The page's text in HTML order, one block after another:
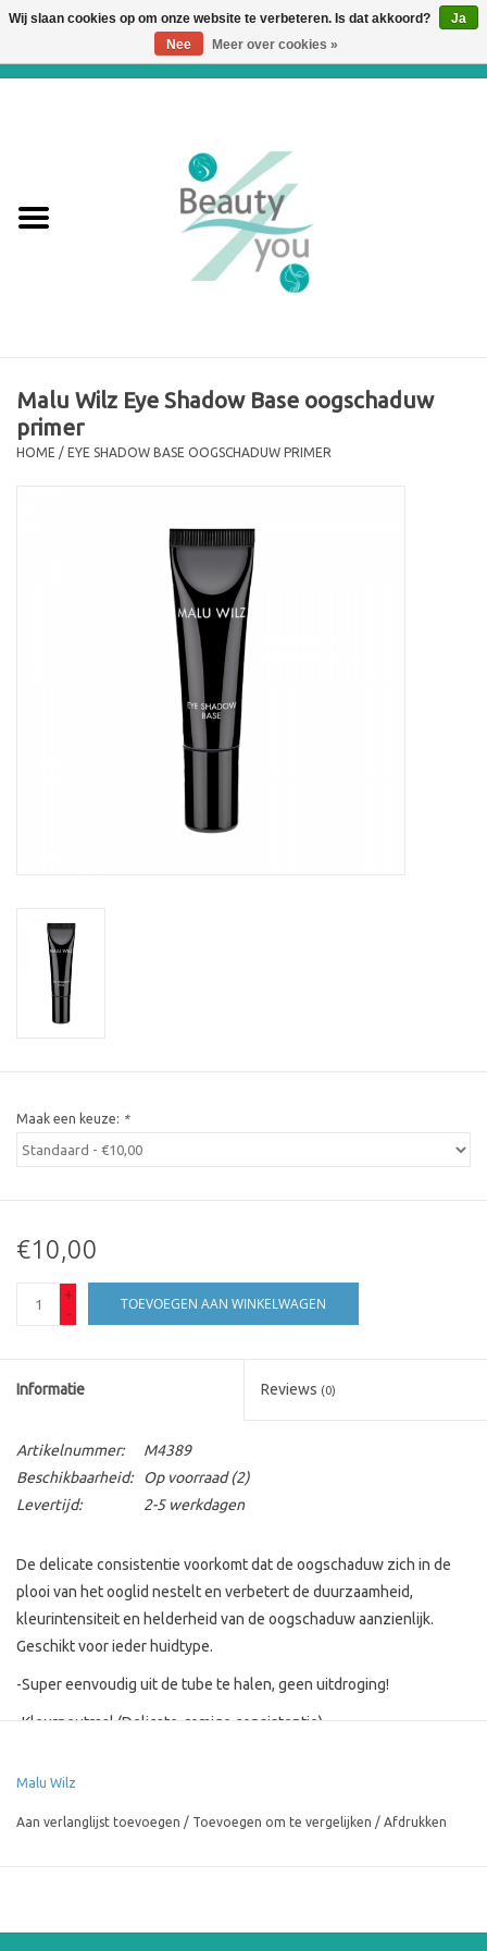
Merken
Malu Wilz Eye Shadow Base oogschaduw
primer
HOME / EYE SHADOW BASE OOGSCHADUW PRIMER
Maak een keuze: *
€10,00
+
-
TOEVOEGEN AAN WINKELWAGEN
Informatie Reviews (0)
Artikelnummer:
M4389
Beschikbaarheid:
Op voorraad(2)
Levertijd:
2-5 werkdagen
De delicate consistentie voorkomt dat de oogschaduw zich in de
plooi van het ooglid nestelt en verbetert de duurzaamheid,
kleurintensiteit en helderheid van de oogschaduw aanzienlijk.
Geschikt voor ieder huidtype.
-Super eenvoudig uit de tube te halen, geen uitdroging!
-Kleurneutraal (Delicate, romige consistentie)
Malu Wilz
Aan verlanglijst toevoegen / Toevoegen om te vergelijken / Afdrukken
Wij slaan cookies op om onze website te verbeteren. Is dat akkoord?
Ja
Nee
Meer over cookies »